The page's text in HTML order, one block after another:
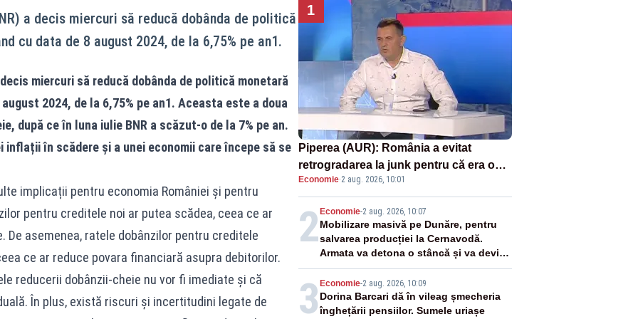
a decis miercuri să reducă dobânda de politică
cu data de 8 august 2024, de la 6,75% pe an1.
miercuri să reducă dobânda de politică monetară
2024, de la 6,75% pe an1. Aceasta este a doua
după ce în luna iulie BNR a scăzut-o de la 7% pe an.
în scădere și a unei economii care începe să se
implicații pentru economia României și pentru
pentru creditele noi ar putea scădea, ceea ce ar
asemenea, ratele dobânzilor pentru creditele
ce ar reduce povara financiară asupra debitorilor.
reducerii dobânzii-cheie nu vor fi imediate și că
În plus, există riscuri și incertitudini legate de
1
Piperea (AUR): România a evitat
retrogradarea la junk pentru că era o
catastrofă pentru bănci și fondurile de
pensii
Economie·2 aug. 2026, 10:01
2 Economie-2 aug. 2026, 10:07
Mobilizare masivă pe Dunăre, pentru
salvarea producției la Cernavodă.
Armata va detona o stâncă și va devia
apa fluviului - IMAGINI AERIENE
3 Economie-2 aug. 2026, 10:09
Dorina Barcari dă în vileag șmecheria
înghețării pensiilor. Sumele uriașe